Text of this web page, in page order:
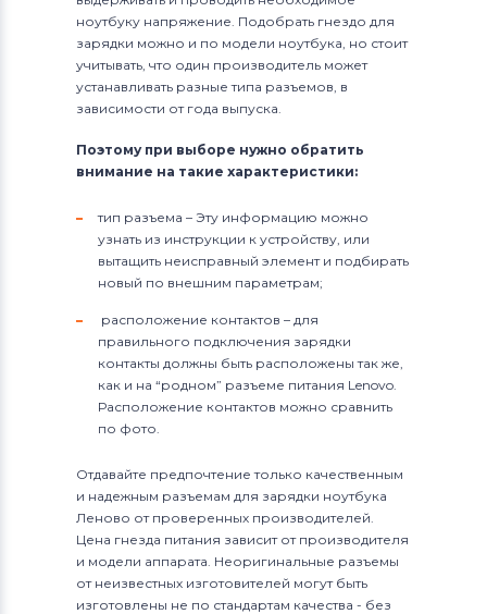
ноутбуку напряжение. Подобрать гнездо для
зарядки можно и по модели ноутбука, но стоит
учитывать, что один производитель может
устанавливать разные типа разъемов, в
зависимости от года выпуска.
Поэтому при выборе нужно обратить
внимание на такие характеристики:
тип разъема – Эту информацию можно
узнать из инструкции к устройству, или
вытащить неисправный элемент и подбирать
новый по внешним параметрам;
расположение контактов – для
правильного подключения зарядки
контакты должны быть расположены так же,
как и на “родном” разъеме питания Lenovo.
Расположение контактов можно сравнить
по фото.
Отдавайте предпочтение только качественным
и надежным разъемам для зарядки ноутбука
Леново от проверенных производителей.
Цена гнезда питания зависит от производителя
и модели аппарата. Неоригинальные разъемы
от неизвестных изготовителей могут быть
изготовлены не по стандартам качества - без